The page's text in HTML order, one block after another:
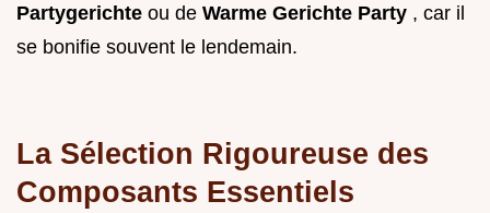
Partygerichte ou de Warme Gerichte Party , car il
se bonifie souvent le lendemain.
La Sélection Rigoureuse des
Composants Essentiels